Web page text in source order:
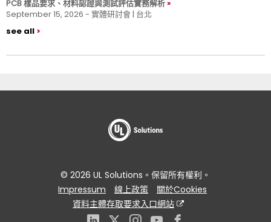
PCB 樣品要求、材料認證與測試評估實務解析
September 15, 2026 - 實體研討會 | 台北
see all
© 2026 UL Solutions。保留所有權利。
Impressum
線上政策
關於Cookies
資料主體存取要求入口網站